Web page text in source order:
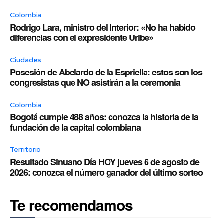
Colombia
Rodrigo Lara, ministro del Interior: «No ha habido
diferencias con el expresidente Uribe»
Ciudades
Posesión de Abelardo de la Espriella: estos son los
congresistas que NO asistirán a la ceremonia
Colombia
Bogotá cumple 488 años: conozca la historia de la
fundación de la capital colombiana
Territorio
Resultado Sinuano Día HOY jueves 6 de agosto de
2026: conozca el número ganador del último sorteo
Te recomendamos